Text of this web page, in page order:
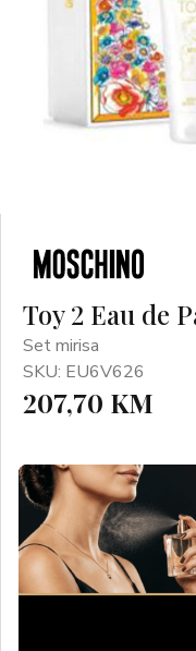
Toy 2 Eau de
Set mirisa
SKU: EU6V626
207,70 KM